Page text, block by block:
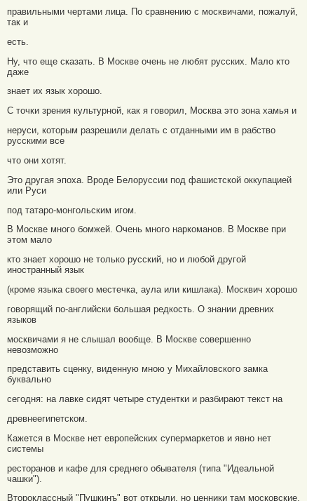
правильными чертами лица. По сравнению с москвичами, пожалуй,
так и
есть.
Ну, что еще сказать. В Москве очень не любят русских. Мало кто
даже
знает их язык хорошо.
С точки зрения культурной, как я говорил, Москва это зона хамья и
неруси, которым разрешили делать с отданными им в рабство
русскими все
что они хотят.
Это другая эпоха. Вроде Белоруссии под фашистской оккупацией
или Руси
под татаро-монгольским игом.
В Москве много бомжей. Очень много наркоманов. В Москве при
этом мало
кто знает хорошо не только русский, но и любой другой
иностранный язык
(кроме языка своего местечка, аула или кишлака). Москвич хорошо
говорящий по-английски большая редкость. О знании древних
языков
москвичами я не слышал вообще. В Москве совершенно
невозможно
представить сценку, виденную мною у Михайловского замка
буквально
сегодня: на лавке сидят четыре студентки и разбирают текст на
древнеегипетском.
Кажется в Москве нет европейских супермаркетов и явно нет
системы
ресторанов и кафе для среднего обывателя (типа "Идеальной
чашки").
Второклассный "Пушкинъ" вот открыли, но ценники там московские,